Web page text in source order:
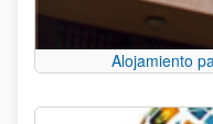
Alojamiento